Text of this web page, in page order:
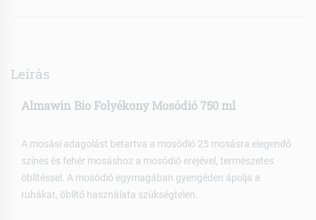
Leírás
Almawin Bio Folyékony Mosódió 750 ml
A mosási adagolást betartva a mosódió 25 mosásra elegendő
színes és fehér mosáshoz a mosódió erejével, természetes
öblítéssel. A mosódió egymagában gyengéden ápolja a
ruhákat, öblítő használata szükségtelen.